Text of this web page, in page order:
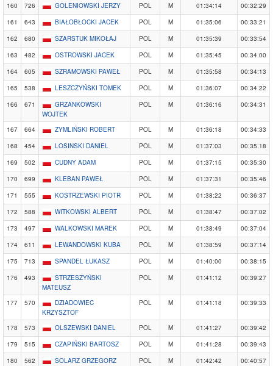
160 726 GOLENIOWSKI JERZY POL M 01:34:14
00:32:29
161
643 BIAŁOBŁOCKI JACEK POL M 01:35:06
00:33:21
162
680 SZARSTUK MIKOŁAJ POL M 01:35:39
00:33:54
163
482 OSTROWSKI JACEK POL M 01:35:45
00:34:00
164
605 SZRAMOWSKI PAWEŁ POL M 01:35:58
00:34:13
165
538 LESZCZYŃSKI TOMEK POL M 01:36:07
00:34:22
166
671
GRZANKOWSKI
WOJTEK
POL M 01:36:16 00:34:31
167 664 ZYMLIŃSKI ROBERT POL M 01:36:18
00:34:33
168
454 LOSINSKI DANIEL POL M 01:37:03
00:35:18
169
502 CUDNY ADAM POL M 01:37:15
00:35:30
170
699 KLEBAN PAWEŁ POL M 01:37:31
00:35:46
171
555 KOSTRZEWSKI PIOTR POL M 01:38:22
00:36:37
172
588 WITKOWSKI ALBERT POL M 01:38:47
00:37:02
173
497 WALKOWSKI MAREK POL M 01:38:49
00:37:04
174
611 LEWANDOWSKI KUBA POL M 01:38:59
00:37:14
175
713 SPANDEL ŁUKASZ POL M 01:40:00
00:38:15
176
493
STRZESZYŃSKI
MATEUSZ
POL M 01:41:12 00:39:27
177 570
DZIADOWIEC
KRZYSZTOF
POL M 01:41:18 00:39:33
178 573 OLSZEWSKI DANIEL POL M 01:41:27
00:39:42
179
515 CZAPIŃSKI BARTOSZ POL M 01:41:28
00:39:43
180
562 SOLARZ GRZEGORZ POL M 01:42:42 00:40:57